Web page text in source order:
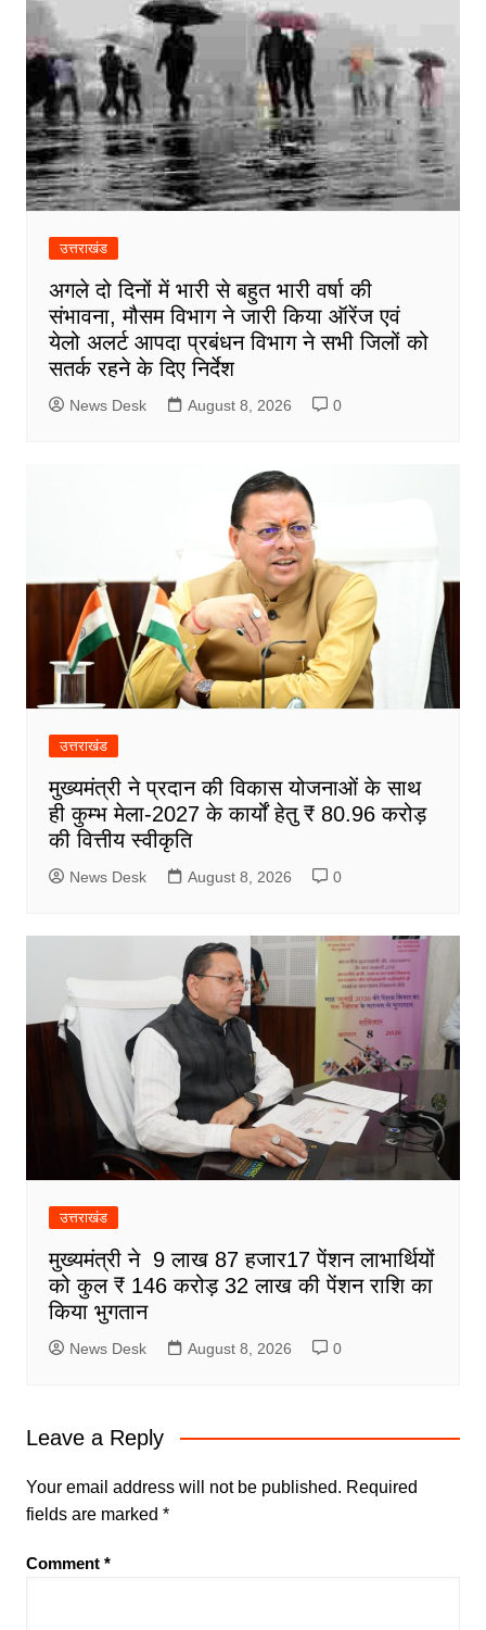
उत्तराखंड
अगले दो दिनों में भारी से बहुत भारी वर्षा की
संभावना, मौसम विभाग ने जारी किया ऑरेंज एवं
येलो अलर्ट आपदा प्रबंधन विभाग ने सभी जिलों को
सतर्क रहने के दिए निर्देश
News Desk August 8, 2026 0
उत्तराखंड
मुख्यमंत्री ने प्रदान की विकास योजनाओं के साथ
ही कुम्भ मेला-2027 के कार्यों हेतु ₹ 80.96 करोड़
की वित्तीय स्वीकृति
News Desk August 8, 2026 0
उत्तराखंड
मुख्यमंत्री ने 9 लाख 87 हजार17 पेंशन लाभार्थियों
को कुल ₹ 146 करोड़ 32 लाख की पेंशन राशि का
किया भुगतान
News Desk August 8, 2026 0
Leave a Reply
Your email address will not be published. Required
fields are marked *
Comment *